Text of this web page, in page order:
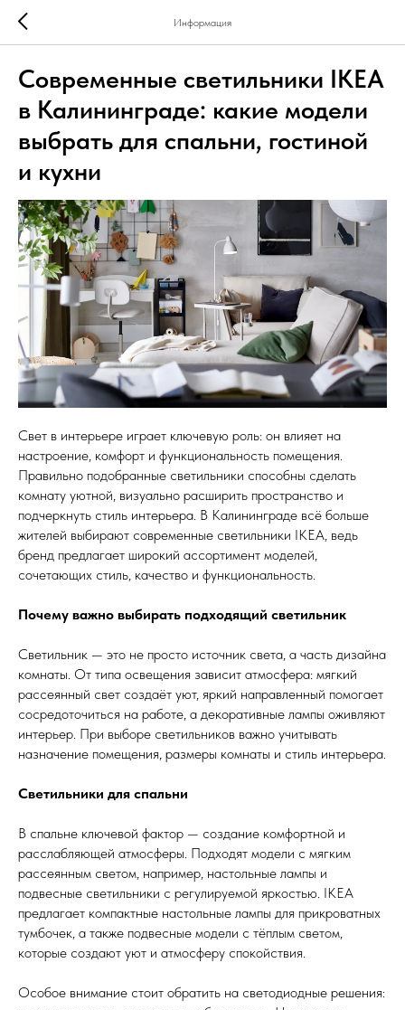
Информация
Современные светильники IKEA
в Калининграде: какие модели
выбрать для спальни, гостиной
и кухни
Свет в интерьере играет ключевую роль: он влияет на
настроение, комфорт и функциональность помещения.
Правильно подобранные светильники способны сделать
комнату уютной, визуально расширить пространство и
подчеркнуть стиль интерьера. В Калининграде всё больше
жителей выбирают современные светильники IKEA, ведь
бренд предлагает широкий ассортимент моделей,
сочетающих стиль, качество и функциональность.
Почему важно выбирать подходящий светильник
Светильник — это не просто источник света, а часть дизайна
комнаты. От типа освещения зависит атмосфера: мягкий
рассеянный свет создаёт уют, яркий направленный помогает
сосредоточиться на работе, а декоративные лампы оживляют
интерьер. При выборе светильников важно учитывать
назначение помещения, размеры комнаты и стиль интерьера.
Светильники для спальни
В спальне ключевой фактор — создание комфортной и
расслабляющей атмосферы. Подходят модели с мягким
рассеянным светом, например, настольные лампы и
подвесные светильники с регулируемой яркостью. IKEA
предлагает компактные настольные лампы для прикроватных
тумбочек, а также подвесные модели с тёплым светом,
которые создают уют и атмосферу спокойствия.
Особое внимание стоит обратить на светодиодные решения: